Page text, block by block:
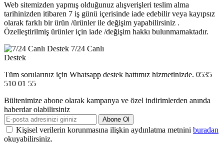
Web sitemizden yapmış olduğunuz alışverişleri teslim alma
tarihinizden itibaren 7 iş günü içerisinde iade edebilir veya kayıpsız
olarak farklı bir ürün /ürünler ile değişim yapabilirsiniz .
Özelleştirilmiş ürünler için iade /değişim hakkı bulunmamaktadır.
7/24 Canlı
Destek
Tüm sorularınız için Whatsapp destek hattımız hizmetinizde. 0535
510 01 55
Bültenimize abone olarak kampanya ve özel indirimlerden anında
haberdar olabilirsiniz
Abone Ol
Kişisel verilerin korunmasına ilişkin aydınlatma metnini buradan
okuyabilirsiniz.